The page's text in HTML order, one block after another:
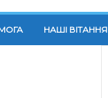
НАШІ ВІТАННЯ